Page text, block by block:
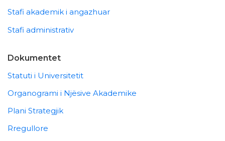
Stafi akademik i angazhuar
Stafi administrativ
Dokumentet
Statuti i Universitetit
Organogrami i Njësive Akademike
Plani Strategjik
Rregullore